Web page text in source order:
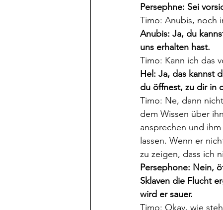
Persephne: Sei
Timo: Anubis, noch
Anubis: Ja, du
uns erhalten hast.
Timo: Kann ich das
Hel: Ja, das kannst
du öffnest, zu dir in
Timo: Ne, dann
dem Wissen über
ansprechen und
lassen. Wenn er
zu zeigen, dass ich
Persephone: Nein,
Sklaven die Flucht
wird er sauer.
Timo: Okay, wie